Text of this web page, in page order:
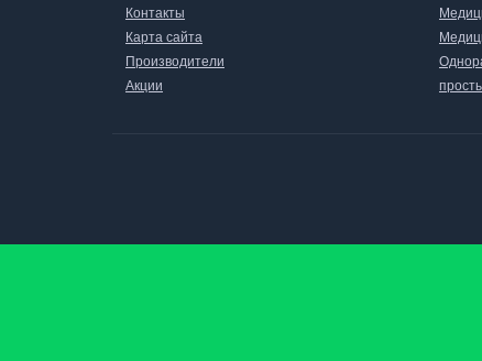
Контакты
Карта сайта
Производители
Акции